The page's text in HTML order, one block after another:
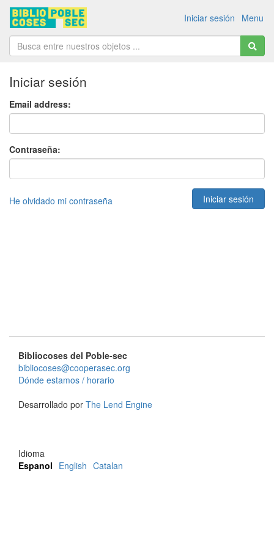
Menu
Iniciar sesión
Iniciar sesión
Email address:
Contraseña:
He olvidado mi contraseña
Bibliocoses del Poble-sec
bibliocoses@cooperasec.org
Dónde estamos / horario
Desarrollado por The Lend Engine
Idioma
Espanol English Catalan